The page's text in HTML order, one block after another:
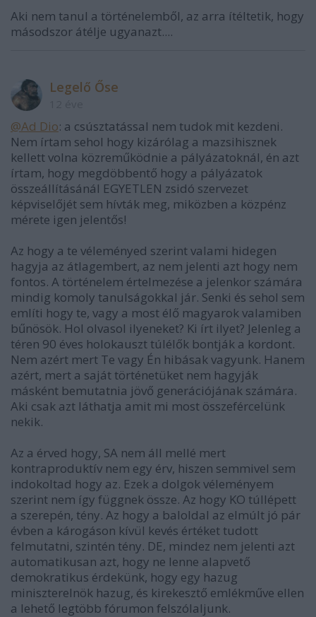
Aki nem tanul a történelemből, az arra ítéltetik, hogy
másodszor átélje ugyanazt....
Legelő Őse
@Ad Dio: a csúsztatással nem tudok mit kezdeni.
Nem írtam sehol hogy kizárólag a mazsihisznek
kellett volna közreműködnie a pályázatoknál, én azt
írtam, hogy megdöbbentő hogy a pályázatok
összeállításánál EGYETLEN zsidó szervezet
képviselőjét sem hívták meg, miközben a közpénz
mérete igen jelentős!
Az hogy a te véleményed szerint valami hidegen
hagyja az átlagembert, az nem jelenti azt hogy nem
fontos. A történelem értelmezése a jelenkor számára
mindig komoly tanulságokkal jár. Senki és sehol sem
említi hogy te, vagy a most élő magyarok valamiben
bűnösök. Hol olvasol ilyeneket? Ki írt ilyet? Jelenleg a
téren 90 éves holokauszt túlélők bontják a kordont.
Nem azért mert Te vagy Én hibásak vagyunk. Hanem
azért, mert a saját történetüket nem hagyják
másként bemutatnia jövő generációjának számára.
Aki csak azt láthatja amit mi most összefércelünk
nekik.
Az a érved hogy, SA nem áll mellé mert
kontraproduktív nem egy érv, hiszen semmivel sem
indokoltad hogy az. Ezek a dolgok véleményem
szerint nem így függnek össze. Az hogy KO túllépett
a szerepén, tény. Az hogy a baloldal az elmúlt jó pár
évben a károgáson kívül kevés értéket tudott
felmutatni, szintén tény. DE, mindez nem jelenti azt
automatikusan azt, hogy ne lenne alapvető
demokratikus érdekünk, hogy egy hazug
miniszterelnök hazug, és kirekesztő emlékműve ellen
a lehető legtöbb fórumon felszólaljunk.